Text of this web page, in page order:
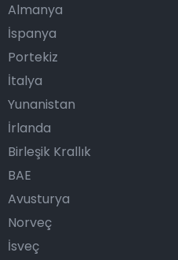
Almanya
İspanya
Portekiz
İtalya
Yunanistan
İrlanda
Birleşik Krallık
BAE
Avusturya
Norveç
İsveç